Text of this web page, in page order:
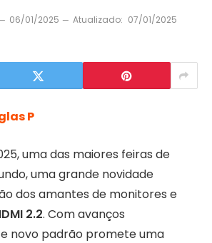
06/01/2025 Atualizado: 07/01/2025
P
uma das maiores feiras de
uma grande novidade
dos amantes de monitores e
2.2. Com avanços
novo padrão promete uma